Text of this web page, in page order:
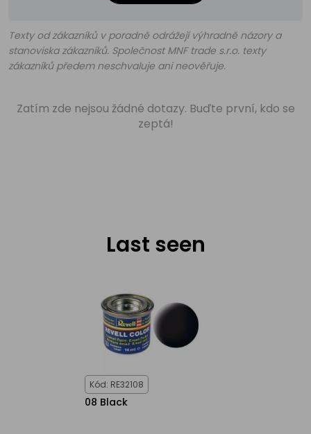
Texty od zákazníků v poradně odrážejí výhradně názory a
stanoviska zákazníků. Společnost MNF trade s.r.o. texty
zákazníků předem neschvaluje ani neověřuje.
Zatím zde nejsou žádné dotazy. Buďte první, kdo se
zeptá!
Last seen
Kód: RE32108
08 Black